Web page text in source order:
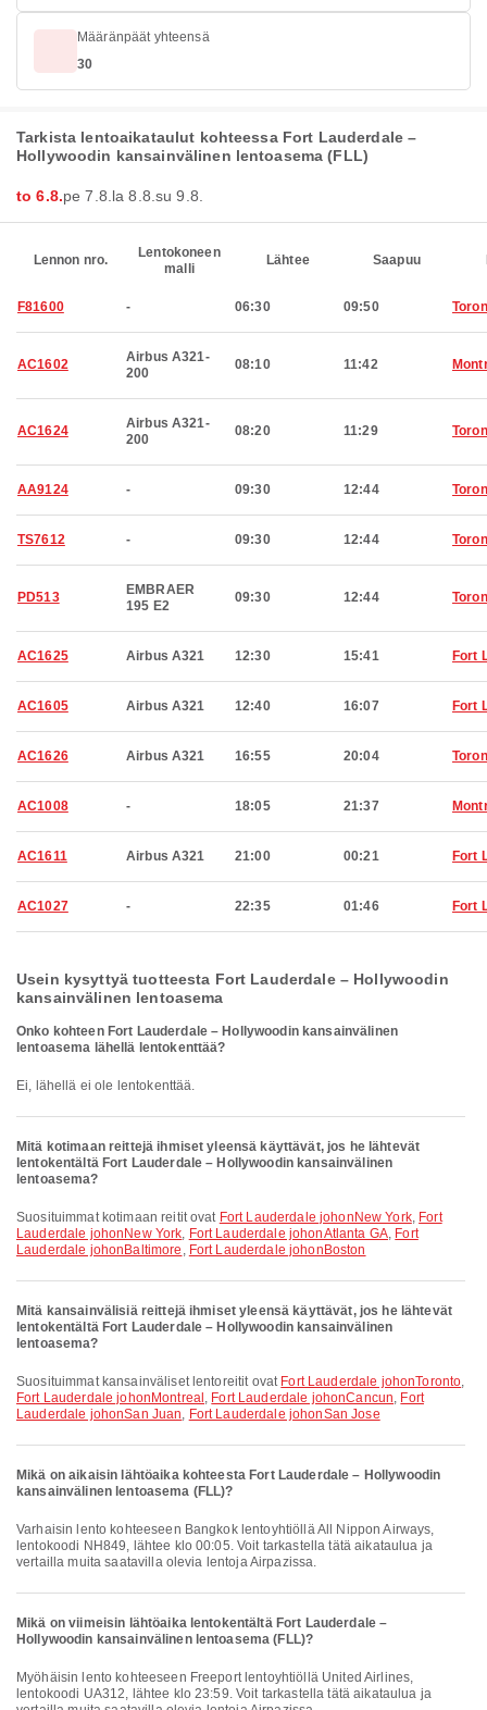
Määränpäät yhteensä
30
Tarkista lentoaikataulut kohteessa Fort Lauderdale –
Hollywoodin kansainvälinen lentoasema (FLL)
to 6.8.pe 7.8. la 8.8. su 9.8.
Lennon nro.
Lentokoneen
malli
Lähtee Saapuu
F81600 - 06:30 09:50
AC1602
Airbus A321-
200
08:10 11:42
AC1624
Airbus A321-
200
08:20 11:29
AA9124 - 09:30 12:44
TS7612 - 09:30 12:44
PD513
EMBRAER
195 E2
09:30 12:44
AC1625 Airbus A321 12:30 15:41 Fort
AC1605 Airbus A321 12:40 16:07 Fort
AC1626 Airbus A321 16:55 20:04
AC1008 - 18:05 21:37
AC1611 Airbus A321 21:00 00:21 Fort
AC1027 - 22:35 01:46 Fort
Usein kysyttyä tuotteesta Fort Lauderdale – Hollywoodin
kansainvälinen lentoasema
Onko kohteen Fort Lauderdale – Hollywoodin kansainvälinen
lentoasema lähellä lentokenttää?
Ei, lähellä ei ole lentokenttää.
Mitä kotimaan reittejä ihmiset yleensä käyttävät, jos he lähtevät
lentokentältä Fort Lauderdale – Hollywoodin kansainvälinen
lentoasema?
Suosituimmat kotimaan reitit ovat Fort Lauderdale johonNew York, Fort
Lauderdale johonNew York, Fort Lauderdale johonAtlanta GA, Fort
Lauderdale johonBaltimore , Fort Lauderdale johonBoston
Mitä kansainvälisiä reittejä ihmiset yleensä käyttävät, jos he lähtevät
lentokentältä Fort Lauderdale – Hollywoodin kansainvälinen
lentoasema?
Suosituimmat kansainväliset lentoreitit ovat Fort Lauderdale johonToronto,
Fort Lauderdale johonMontreal , Fort Lauderdale johonCancun, Fort
Lauderdale johonSan Juan, Fort Lauderdale johonSan Jose
Mikä on aikaisin lähtöaika kohteesta Fort Lauderdale – Hollywoodin
kansainvälinen lentoasema (FLL)?
Varhaisin lento kohteeseen Bangkok lentoyhtiöllä All Nippon Airways,
lentokoodi NH849, lähtee klo 00:05. Voit tarkastella tätä aikataulua ja
vertailla muita saatavilla olevia lentoja Airpazissa.
Mikä on viimeisin lähtöaika lentokentältä Fort Lauderdale –
Hollywoodin kansainvälinen lentoasema (FLL)?
Myöhäisin lento kohteeseen Freeport lentoyhtiöllä United Airlines,
lentokoodi UA312, lähtee klo 23:59. Voit tarkastella tätä aikataulua ja